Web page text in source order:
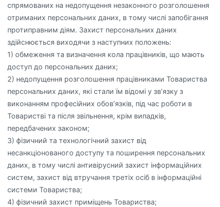
спрямованих на недопущення незаконного розголошення
отриманих персональних даних, в тому числі запобігання
протиправним діям. Захист персональних даних
здійснюється виходячи з наступних положень:
1) обмеження та визначення кола працівників, що мають
доступ до персональних даних;
2) недопущення розголошення працівниками Товариства
персональних даних, які стали їм відомі у зв’язку з
виконанням професійних обов’язків, під час роботи в
Товаристві та після звільнення, крім випадків,
передбачених законом;
3) фізичний та технологічний захист від
несанкціонованого доступу та поширення персональних
даних, в тому числі антивірусний захист інформаційних
систем, захист від втручання третіх осіб в інформаційні
системи Товариства;
4) фізичний захист приміщень Товариства;